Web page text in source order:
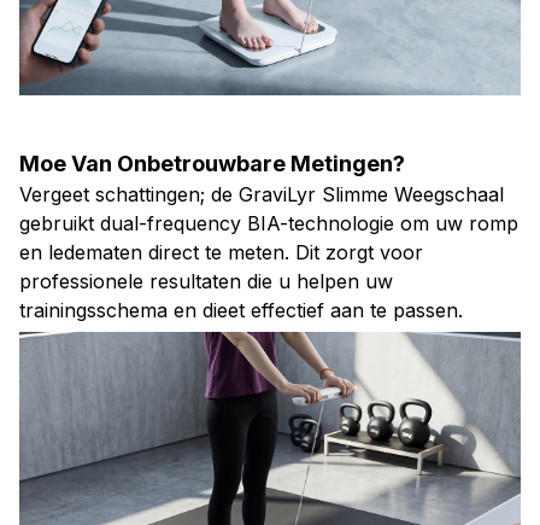
Vergeet schattingen; de GraviLyr Slimme Weegschaal
gebruikt dual-frequency BIA-technologie om uw romp
en ledematen direct te meten. Dit zorgt voor
professionele resultaten die u helpen uw
trainingsschema en dieet effectief aan te passen.